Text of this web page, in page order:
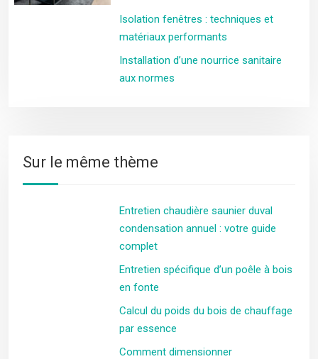
Isolation fenêtres : techniques et
matériaux performants
Installation d’une nourrice sanitaire
aux normes
Sur le même thème
Entretien chaudière saunier duval
condensation annuel : votre guide
complet
Entretien spécifique d’un poêle à bois
en fonte
Calcul du poids du bois de chauffage
par essence
Comment dimensionner